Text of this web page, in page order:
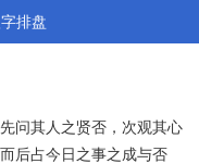
排盘
问其人之贤否，次观其心
后占今日之事之成与否